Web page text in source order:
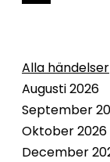
Alla händelser
Augusti 2026
September
Oktober 2026
December